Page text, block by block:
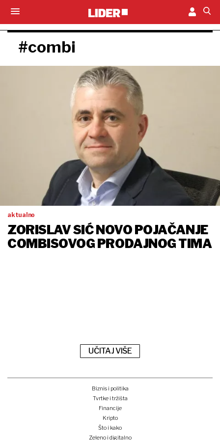
#combi
aktualno
ZORISLAV SIĆ NOVO POJAČANJE
COMBISOVOG PRODAJNOG TIMA
UČITAJ VIŠE
Biznis i politika
Tvrtke i tržišta
Financije
Kripto
Što i kako
Zeleno i digitalno